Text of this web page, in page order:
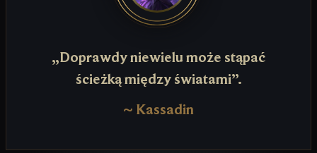
„Doprawdy niewielu może stąpać
ścieżką między światami”.
~ Kassadin